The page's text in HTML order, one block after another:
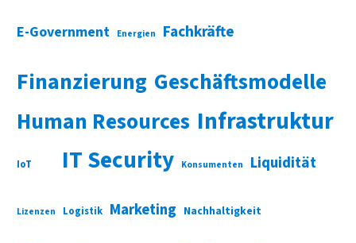
E-Government Energien Fachkräfte
Finanzierung Geschäftsmodelle
Human Resources Infrastruktur
IoT IT Security Konsumenten Liquidität
Lizenzen Logistik Marketing Nachhaltigkeit